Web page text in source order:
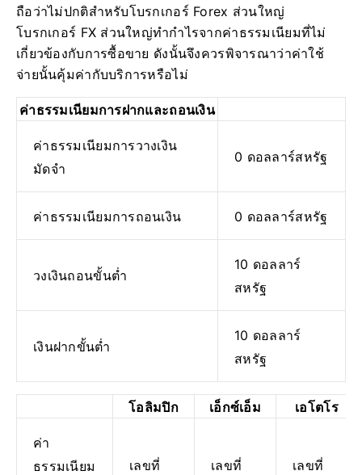
ถือว่าไม่ปกติสำหรับโบรกเกอร์ Forex ส่วนใหญ่
โบรกเกอร์ FX ส่วนใหญ่ทำกำไรจากค่าธรรมเนียมที่ไม่
เกี่ยวข้องกับการซื้อขาย ดังนั้นจึงควรพิจารณาว่าค่าใช้
จ่ายนั้นคุ้มค่ากับบริการหรือไม่
ค่าธรรมเนียมการฝากและถอนเงิน
ค่าธรรมเนียมการวางเงิน
มัดจำ
0 ดอลลาร์สหรัฐ
ค่าธรรมเนียมการถอนเงิน 0 ดอลลาร์สหรัฐ
วงเงินถอนขั้นต่ำ
10 ดอลลาร์
สหรัฐ
เงินฝากขั้นต่ำ
10 ดอลลาร์
สหรัฐ
โอลิมปิก เอ็กซ์เอ็ม เอโตโร
ค่า
ธรรมเนียม
เลขที่ เลขที่ เลขที่